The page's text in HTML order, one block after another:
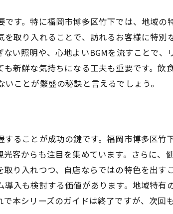
イベントとのコラボレーション
的な広告媒体の選び方
ミを促進するマーケティング手法
データを活用したリピーター戦略
タルマーケティングとオフライン施策の連携
ト削減のための仕入れ管理
的な在庫管理とフードロス削減
分析と収益改善のポイント
削減のためのエネルギー管理
ッフコストの見直しと人件費管理
指標を活用した経費管理の強化
す。特に福岡市博多区竹下では、地域
取り入れることで、訪れるお客様に特
い照明や、心地よいBGMを流すことで
新鮮な気持ちになる工夫も重要です。
ことが繁盛の秘訣と言えるでしょう。
ることが成功の鍵です。福岡市博多区
客からも注目を集めています。さらに
り入れつつ、自店ならではの特色を出
入も検討する価値があります。地域特
本シリーズのガイドは終了ですが、次回